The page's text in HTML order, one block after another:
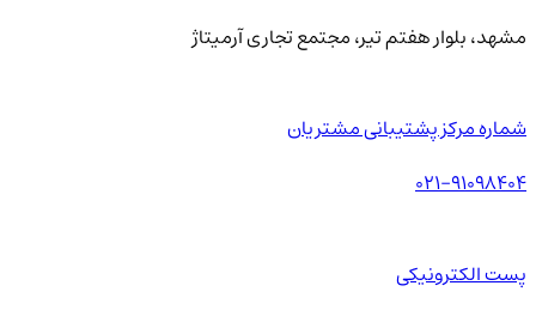
مشهد، بلوار هفتم تیر، مجتمع تجاری آرمیتاژ
شماره مرکز پشتیبانی مشتریان
021-91098404
پست الکترونیکی